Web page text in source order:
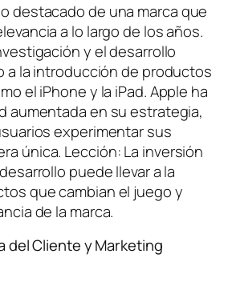
destacado de una marca que
a lo largo de los años.
y el desarrollo
a la introducción de productos
el iPhone y la iPad. Apple ha
aumentada en su estrategia,
experimentar sus
única. Lección: La inversión
puede llevar a la
que cambian el juego y
de la marca.
del Cliente y Marketing